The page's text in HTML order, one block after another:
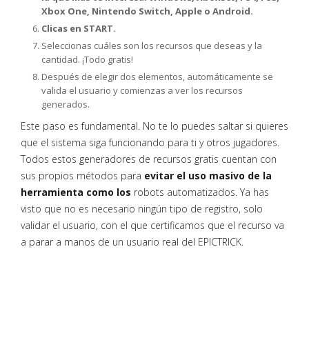
Xbox One, Nintendo Switch, Apple o Android.
Clicas en START.
Seleccionas cuáles son los recursos que deseas y la
cantidad. ¡Todo gratis!
Después de elegir dos elementos, automáticamente se
valida el usuario y comienzas a ver los recursos
generados.
Este paso es fundamental. No te lo puedes saltar si quieres
que el sistema siga funcionando para ti y otros jugadores.
Todos estos generadores de recursos gratis cuentan con
sus propios métodos para evitar el uso masivo de la
herramienta como los robots automatizados. Ya has
visto que no es necesario ningún tipo de registro, solo
validar el usuario, con el que certificamos que el recurso va
a parar a manos de un usuario real del EPICTRICK.